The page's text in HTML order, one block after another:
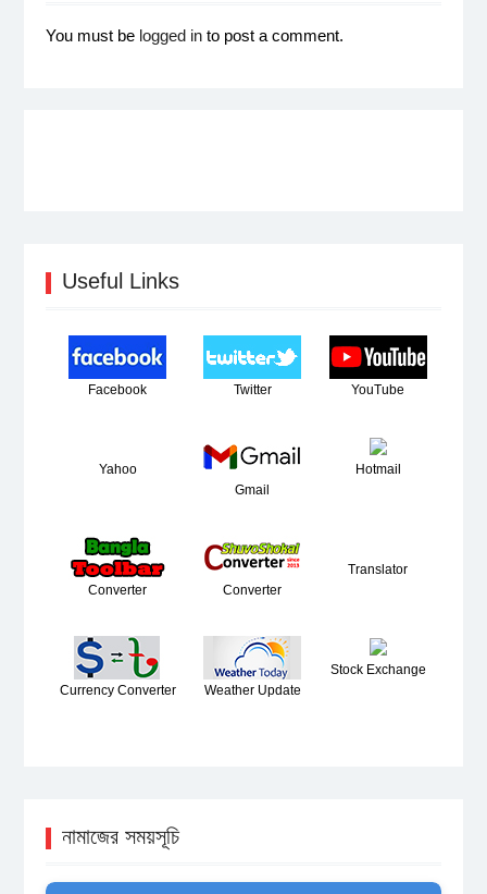
You must be logged into post a comment.
Useful Links
Facebook Twitter YouTube
Yahoo
Gmail
Hotmail
Converter Converter
Translator
Currency Converter Weather Update
Stock Exchange
নামাজের সময়সূচি